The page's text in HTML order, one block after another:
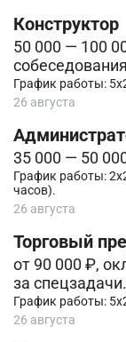
Конструктор
50 000 — 100
График работы:
26 августа
35 000 — 50
График работы:
часов).
26 августа
Торговый
от 90 000 ₽,
за спецзадачи.
График работы:
26 августа